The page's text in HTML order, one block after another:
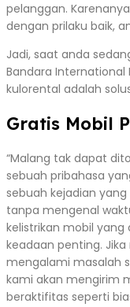
pelanggan.
dengan prilaku baik,
Jadi, saat anda
Bandara
kulorental adalah
Gratis Mobil
“Malang tak dapat
sebuah pribahasa
sebuah kejadian
tanpa mengenal
kelistrikan mobil yang
keadaan penting.
mengalami masalah
kami akan mengirim
beraktifitas seperti